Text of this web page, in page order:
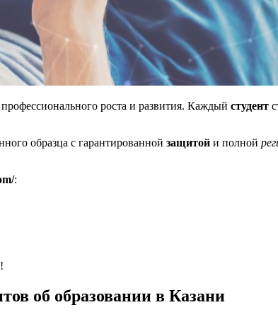
роста и развития. Каждый студент
образца с гарантированной защитой и полной
:
об образовании в Казани